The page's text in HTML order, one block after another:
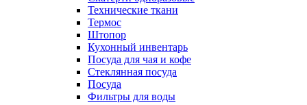
Технические ткани
Термос
Штопор
Кухонный инвентарь
Посуда для чая и кофе
Стеклянная посуда
Посуда
Фильтры для воды